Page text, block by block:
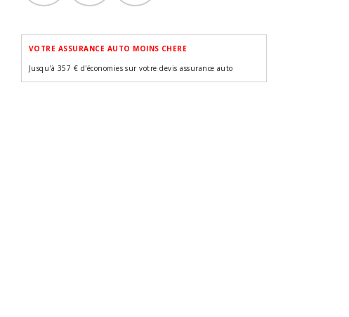
VOTRE ASSURANCE AUTO MOINS CHERE
Jusqu'à 357 € d'économies sur votre devis assurance auto